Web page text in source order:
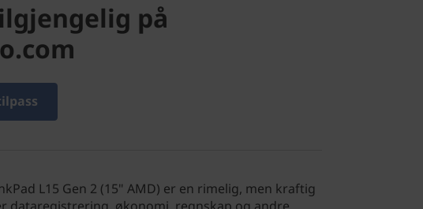
på
L15 Gen 2 (15" AMD) er en rimelig, men kraftig